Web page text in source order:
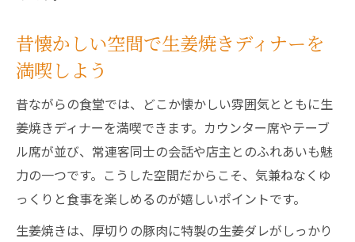
昔懐かしい空間で生姜焼きディナーを
満喫しよう
昔ながらの食堂では、どこか懐かしい雰囲気とともに生
姜焼きディナーを満喫できます。カウンター席やテーブ
ル席が並び、常連客同士の会話や店主とのふれあいも魅
力の一つです。こうした空間だからこそ、気兼ねなくゆ
っくりと食事を楽しめるのが嬉しいポイントです。
生姜焼きは、厚切りの豚肉に特製の生姜ダレがしっかり